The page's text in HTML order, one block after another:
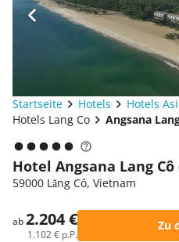
Startseite Hotels Hotels
Hotels Lang Co
Angsana
Hotel Angsana Lang Cô
59000 Lăng Cô, Vietnam
ab2.204 €
1.102 € p.P.
Zu